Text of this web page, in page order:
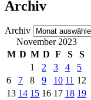
Archiv
Archiv
November 2023
M D M D F S
S
1
2 3 4
5
6
7 8 9 10 11 12
13 14 15 16 17 18 19